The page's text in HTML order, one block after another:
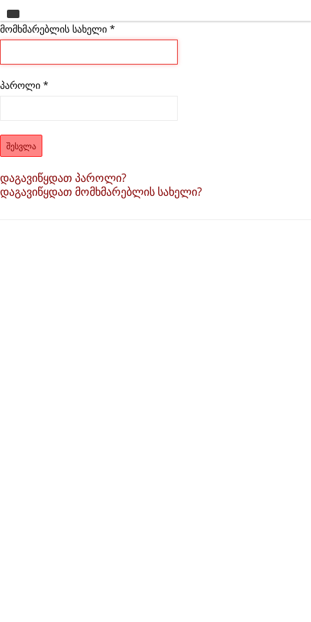
მთავარი
საგანმანათლებლო ერთეულები
კვლევა
კონტაქტი
მომხმარებლის სახელი *
პაროლი *
ᲨᲔᲡᲕᲚᲐ
დაგავიწყდათ პაროლი?
დაგავიწყდათ მომხმარებლის სახელი?